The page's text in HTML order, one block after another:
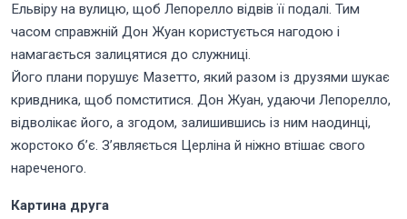
Ельвіру на вулицю, щоб Лепорелло відвів її подалі. Тим
часом справжній Дон Жуан користується нагодою і
намагається залицятися до служниці.
Його плани порушує Мазетто, який разом із друзями шукає
кривдника, щоб помститися. Дон Жуан, удаючи Лепорелло,
відволікає його, а згодом, залишившись із ним наодинці,
жорстоко б’є. З’являється Церліна й ніжно втішає свого
нареченого.
Картина друга